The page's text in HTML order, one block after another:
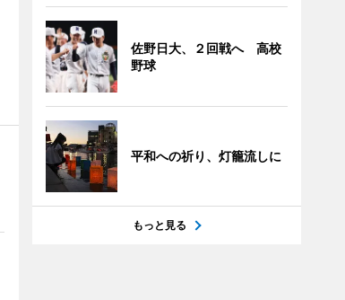
佐野日大、２回戦へ 高校
野球
平和への祈り、灯籠流しに
もっと見る